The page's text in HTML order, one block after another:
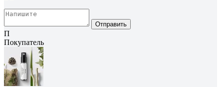
Отправить
П
Покупатель